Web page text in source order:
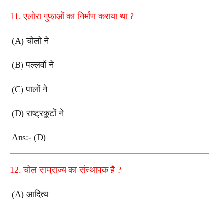
11.एलोरा गुफाओं का निर्माण कराया था ?
(A)चोलो ने
(B)पल्लवों ने
(C)पालों ने
(D)राष्ट्रकूटों ने
Ans:- (D)
12.चोल साम्राज्य का संस्थापक है ?
(A) आदित्य